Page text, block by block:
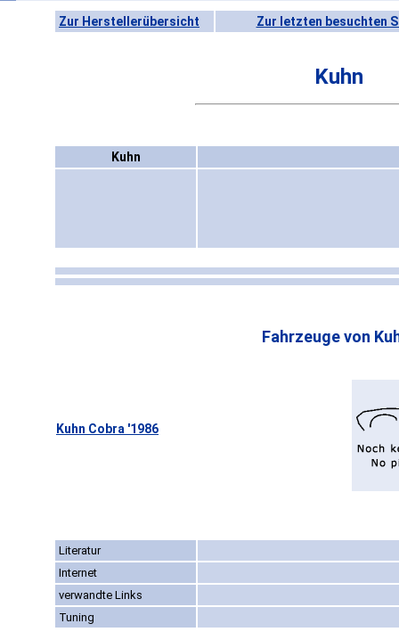
Zur Herstellerübersicht Zur letzten besuchten
Kuhn
Kuhn
Fahrzeuge von
Kuhn Cobra '1986
Literatur
Internet
verwandte Links
Tuning